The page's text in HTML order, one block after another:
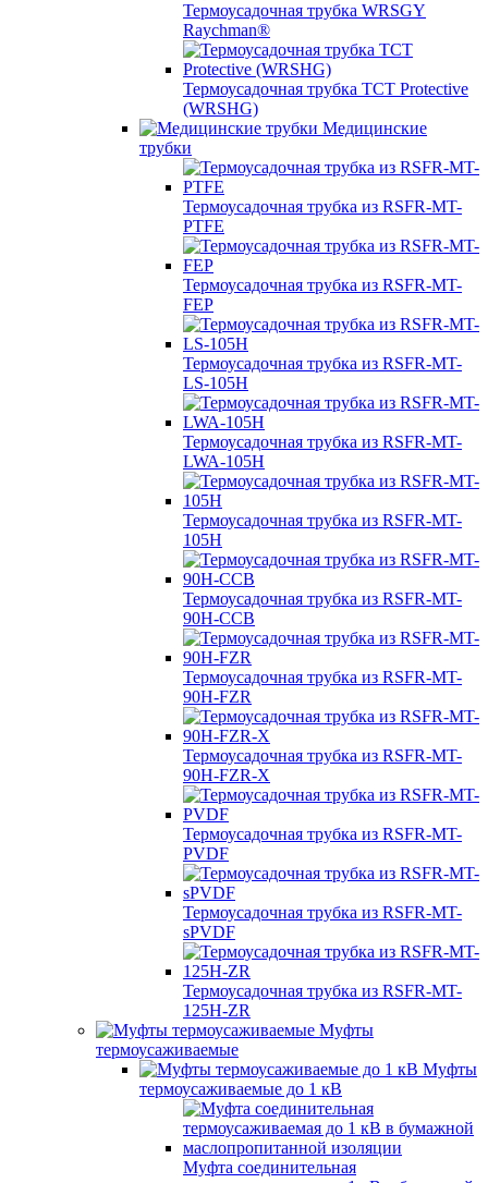
Термоусадочная трубка WRSGY
Raychman®
Термоусадочная трубка TCT Protective
(WRSHG)
Медицинские
трубки
Термоусадочная трубка из RSFR-MT-
PTFE
Термоусадочная трубка из RSFR-MT-
FEP
Термоусадочная трубка из RSFR-MT-
LS-105H
Термоусадочная трубка из RSFR-MT-
LWA-105H
Термоусадочная трубка из RSFR-MT-
105H
Термоусадочная трубка из RSFR-MT-
90H-CCB
Термоусадочная трубка из RSFR-MT-
90H-FZR
Термоусадочная трубка из RSFR-MT-
90H-FZR-X
Термоусадочная трубка из RSFR-MT-
PVDF
Термоусадочная трубка из RSFR-MT-
sPVDF
Термоусадочная трубка из RSFR-MT-
125H-ZR
Муфты
термоусаживаемые
Муфты
термоусаживаемые до 1 кВ
Муфта соединительная